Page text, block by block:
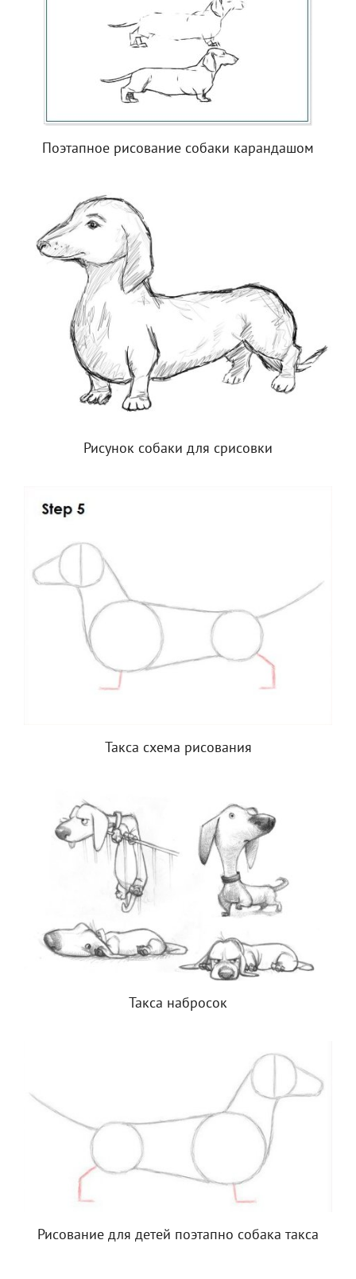
Поэтапное рисование собаки карандашом
Рисунок собаки для срисовки
Такса схема рисования
Такса набросок
Рисование для детей поэтапно собака такса